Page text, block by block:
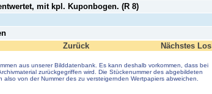
mit kpl. Kuponbogen. (R 8)
Zurück Nächstes Los
aus unserer Bilddatenbank. Es kann deshalb vorkommen, dass bei
zurückgegriffen wird. Die Stückenummer des abgebildeten
also von der Nummer des zu versteigernden Wertpapiers abweichen.